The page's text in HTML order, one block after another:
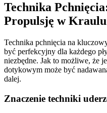
Technika
Propulsję w Kraulu
Technika pchnięcia na
być perfekcyjny dla każdego
niezbędne. Jak to możliwe, że
dotykowym może być
dalej.
Znaczenie techniki